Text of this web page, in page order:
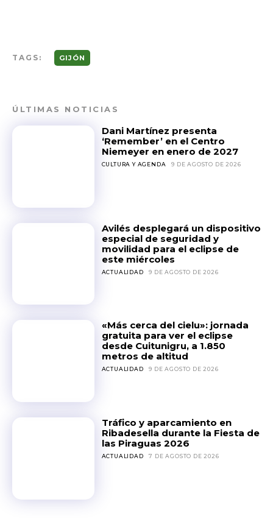
TAGS: GIJÓN
ÚLTIMAS NOTICIAS
Dani Martínez presenta
‘Remember’ en el Centro
Niemeyer en enero de 2027
CULTURA Y AGENDA 9 DE AGOSTO DE 2026
Avilés desplegará un dispositivo
especial de seguridad y
movilidad para el eclipse de
este miércoles
ACTUALIDAD 9 DE AGOSTO DE 2026
«Más cerca del cielu»: jornada
gratuita para ver el eclipse
desde Cuitunigru, a 1.850
metros de altitud
ACTUALIDAD 9 DE AGOSTO DE 2026
Tráfico y aparcamiento en
Ribadesella durante la Fiesta de
las Piraguas 2026
ACTUALIDAD 7 DE AGOSTO DE 2026